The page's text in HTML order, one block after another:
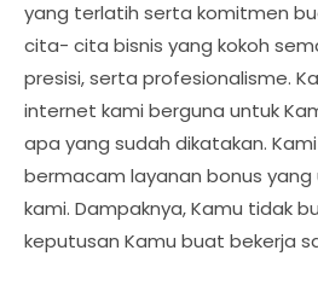
yang terlatih serta komitmen
cita- cita bisnis yang kokoh
presisi, serta profesionalisme.
internet kami berguna untuk
apa yang sudah dikatakan.
bermacam layanan bonus yang
kami. Dampaknya, Kamu tidak
keputusan Kamu buat bekerja